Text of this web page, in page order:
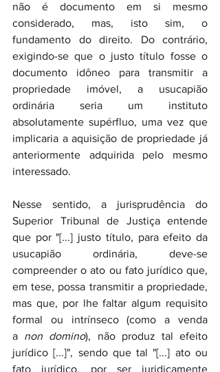
não é documento em si mesmo
considerado, mas, isto sim, o
fundamento do direito. Do contrário,
exigindo-se que o justo título fosse o
documento idôneo para transmitir a
propriedade imóvel, a usucapião
ordinária seria um instituto
absolutamente supérfluo, uma vez que
implicaria a aquisição de propriedade já
anteriormente adquirida pelo mesmo
interessado.
Nesse sentido, a jurisprudência do
Superior Tribunal de Justiça entende
que por "[...] justo título, para efeito da
usucapião ordinária, deve-se
compreender o ato ou fato jurídico que,
em tese, possa transmitir a propriedade,
mas que, por lhe faltar algum requisito
formal ou intrínseco (como a venda
a non domino), não produz tal efeito
jurídico [...]", sendo que tal "[...] ato ou
fato jurídico, por ser juridicamente